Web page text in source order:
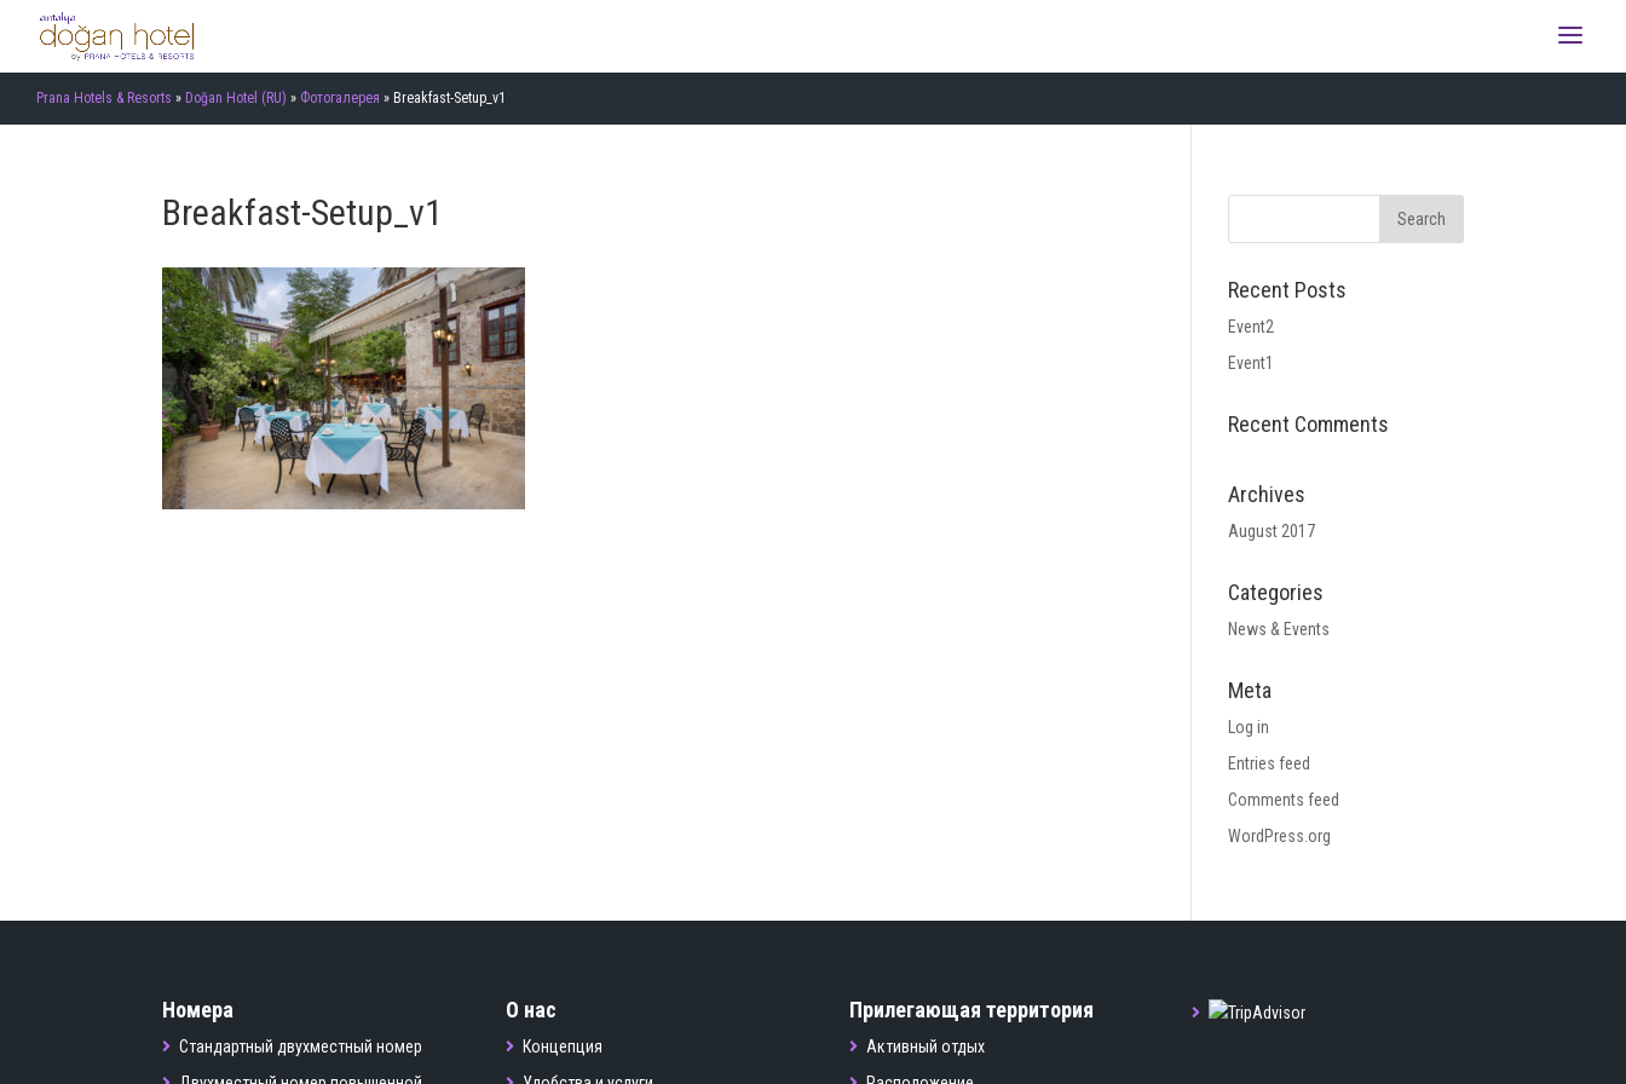
Prana Hotels & Resorts » Doğan Hotel (RU) » Фотогалерея » Breakfast-Setup_v1
Breakfast-Setup_v1
Recent Posts
Event2
Event1
Recent Comments
Archives
August 2017
Categories
News & Events
Meta
Log in
Entries feed
Comments feed
WordPress.org
Номера
Стандартный двухместный номер
О нас
Концепция
Прилегающая территория
Активный отдых